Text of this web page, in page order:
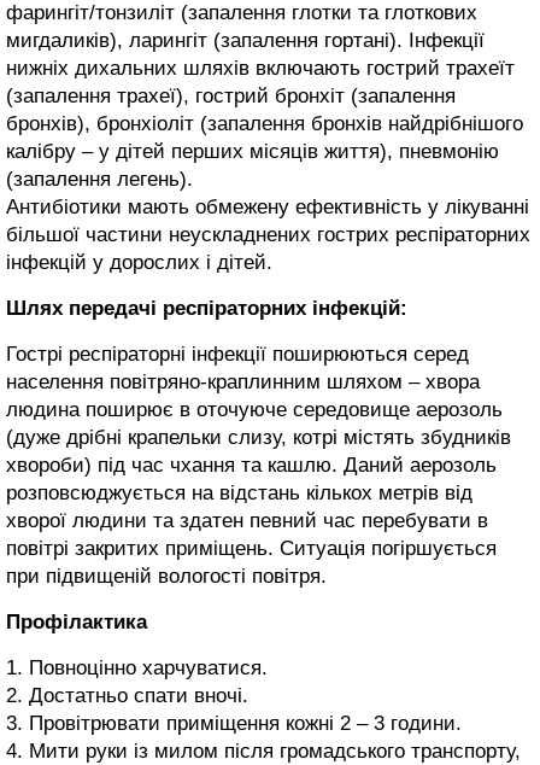
фарингіт/тонзиліт (запалення глотки та глоткових
мигдаликів), ларингіт (запалення гортані). Інфекції
нижніх дихальних шляхів включають гострий трахеїт
(запалення трахеї), гострий бронхіт (запалення
бронхів), бронхіоліт (запалення бронхів найдрібнішого
калібру – у дітей перших місяців життя), пневмонію
(запалення легень).
Антибіотики мають обмежену ефективність у лікуванні
більшої частини неускладнених гострих респіраторних
інфекцій у дорослих і дітей.
Шлях передачі респіраторних інфекцій:
Гострі респіраторні інфекції поширюються серед
населення повітряно-краплинним шляхом – хвора
людина поширює в оточуюче середовище аерозоль
(дуже дрібні крапельки слизу, котрі містять збудників
хвороби) під час чхання та кашлю. Даний аерозоль
розповсюджується на відстань кількох метрів від
хворої людини та здатен певний час перебувати в
повітрі закритих приміщень. Ситуація погіршується
при підвищеній вологості повітря.
Профілактика
1. Повноцінно харчуватися.
2. Достатньо спати вночі.
3. Провітрювати приміщення кожні 2 – 3 години.
4. Мити руки із милом після громадського транспорту,